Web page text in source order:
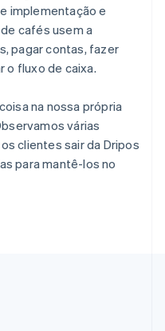
implementação e
cafés usem a
pagar contas, fazer
o fluxo de caixa.
na nossa própria
várias
clientes sair da Dripos
para mantê-los no